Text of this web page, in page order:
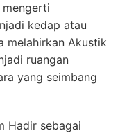
kedap atau
melahirkan Akustik
ruangan
yang seimbang
Hadir sebagai